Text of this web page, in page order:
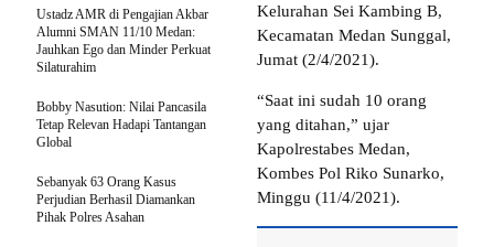
Kelurahan Sei Kambing B,
Kecamatan Medan Sunggal,
Jumat (2/4/2021).
“Saat ini sudah 10 orang
yang ditahan,” ujar
Kapolrestabes Medan,
Kombes Pol Riko Sunarko,
Minggu (11/4/2021).
Ustadz AMR di Pengajian Akbar
Alumni SMAN 11/10 Medan:
Jauhkan Ego dan Minder Perkuat
Silaturahim
Bobby Nasution: Nilai Pancasila
Tetap Relevan Hadapi Tantangan
Global
Sebanyak 63 Orang Kasus
Perjudian Berhasil Diamankan
Pihak Polres Asahan